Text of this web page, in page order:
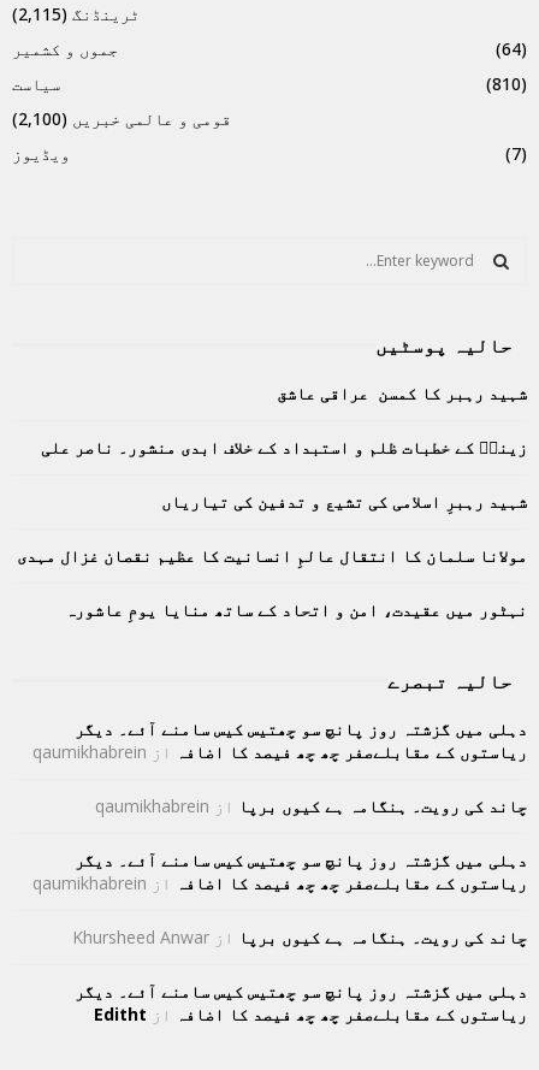
ٹرینڈنگ (2,115)
جموں و کشمیر
(64)
سیاست
(810)
قومی و عالمی خبریں (2,100)
ویڈیوز
(7)
f
r
E
A
R
C
H
حالیہ پوسٹیں
شہید رہبر کا کمسن عراقی عاشق
زینبؑ کے خطبات ظلم و استبداد کے خلاف ابدی منشور۔ ناصر علی
شہید رہبرِ اسلامی کی تشیع و تدفین کی تیاریاں
مولانا سلمان کا انتقال عالمِ انسانیت کا عظیم نقصان غزال مہدی
نہٹور میں عقیدت، امن و اتحاد کے ساتھ منایا یومِ عاشورہ
حالیہ تبصرے
دہلی میں گزشتہ روز پانچ سو چھتیس کیس سامنے آئے۔ دیگر
ریاستوں کے مقابلےصفر چھ چھ فیصد کا اضافہ از qaumikhabrein
چاند کی رویت۔ ہنگامہ ہے کیوں برپا از qaumikhabrein
دہلی میں گزشتہ روز پانچ سو چھتیس کیس سامنے آئے۔ دیگر
ریاستوں کے مقابلےصفر چھ چھ فیصد کا اضافہ از qaumikhabrein
چاند کی رویت۔ ہنگامہ ہے کیوں برپا از Khursheed Anwar
دہلی میں گزشتہ روز پانچ سو چھتیس کیس سامنے آئے۔ دیگر
ریاستوں کے مقابلےصفر چھ چھ فیصد کا اضافہ از Editht